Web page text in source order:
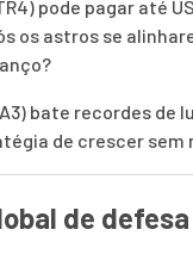
pode pagar até
os astros se
bate recordes de
de crescer sem
de